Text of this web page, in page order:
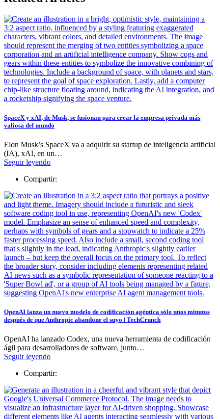
SpaceX y xAI, de Musk, se fusionan para crear la empresa privada más
valiosa del mundo
Elon Musk’s SpaceX va a adquirir su startup de inteligencia artificial
(IA), xAI, en un…
Seguir leyendo
Compartir:
OpenAI lanza un nuevo modelo de codificación agéntica sólo unos minutos
después de que Anthropic abandone el suyo | TechCrunch
OpenAI ha lanzado Codex, una nueva herramienta de codificación
ágil para desarrolladores de software, junto…
Seguir leyendo
Compartir: